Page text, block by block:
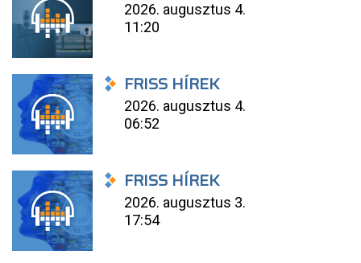
2026. augusztus 4.
11:20
FRISS HÍREK
2026. augusztus 4.
06:52
FRISS HÍREK
2026. augusztus 3.
17:54